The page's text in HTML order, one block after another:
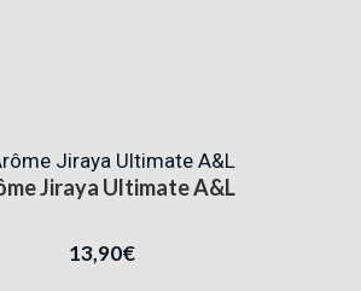
Jiraya Ultimate A&L
13,90€